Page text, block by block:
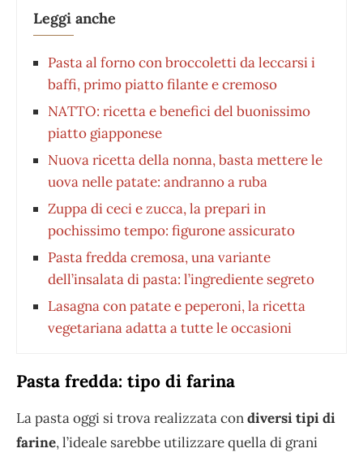
Leggi anche
Pasta al forno con broccoletti da leccarsi i
baffi, primo piatto filante e cremoso
NATTO: ricetta e benefici del buonissimo
piatto giapponese
Nuova ricetta della nonna, basta mettere le
uova nelle patate: andranno a ruba
Zuppa di ceci e zucca, la prepari in
pochissimo tempo: figurone assicurato
Pasta fredda cremosa, una variante
dell’insalata di pasta: l’ingrediente segreto
Lasagna con patate e peperoni, la ricetta
vegetariana adatta a tutte le occasioni
Pasta fredda: tipo di farina
La pasta oggi si trova realizzata condiversi tipi di
farine, l’ideale sarebbe utilizzare quella di grani